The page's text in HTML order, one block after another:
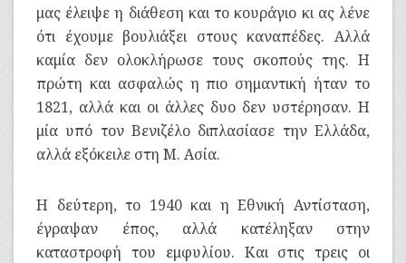
μας έλειψε η διάθεση και το κουράγιο κι ας λένε
ότι έχουμε βουλιάξει στους καναπέδες. Αλλά
καμία δεν ολοκλήρωσε τους σκοπούς της. Η
πρώτη και ασφαλώς η πιο σημαντική ήταν το
1821, αλλά και οι άλλες δυο δεν υστέρησαν. Η
μία υπό τον Βενιζέλο διπλασίασε την Ελλάδα,
αλλά εξόκειλε στη Μ. Ασία.
Η δεύτερη, το 1940 και η Εθνική Αντίσταση,
έγραψαν έπος, αλλά κατέληξαν στην
καταστροφή του εμφυλίου. Και στις τρεις οι